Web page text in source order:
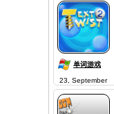
单词游戏
23, September